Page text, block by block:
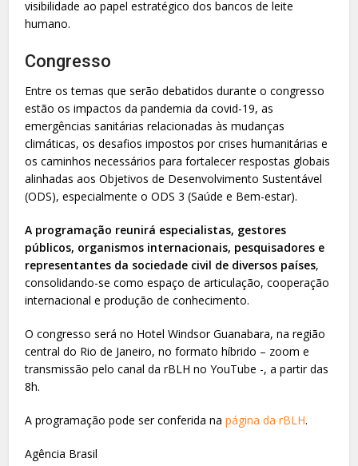
visibilidade ao papel estratégico dos bancos de leite
humano.
Congresso
Entre os temas que serão debatidos durante o congresso
estão os impactos da pandemia da covid-19, as
emergências sanitárias relacionadas às mudanças
climáticas, os desafios impostos por crises humanitárias e
os caminhos necessários para fortalecer respostas globais
alinhadas aos Objetivos de Desenvolvimento Sustentável
(ODS), especialmente o ODS 3 (Saúde e Bem-estar).
A programação reunirá especialistas, gestores
públicos, organismos internacionais, pesquisadores e
representantes da sociedade civil de diversos países,
consolidando-se como espaço de articulação, cooperação
internacional e produção de conhecimento.
O congresso será no Hotel Windsor Guanabara, na região
central do Rio de Janeiro, no formato híbrido – zoom e
transmissão pelo canal da rBLH no YouTube -, a partir das
8h.
A programação pode ser conferida napágina da rBLH.
Agência Brasil